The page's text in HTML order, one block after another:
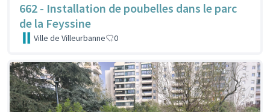
662 - Installation de poubelles dans le parc
de la Feyssine
Ville de Villeurbanne 0